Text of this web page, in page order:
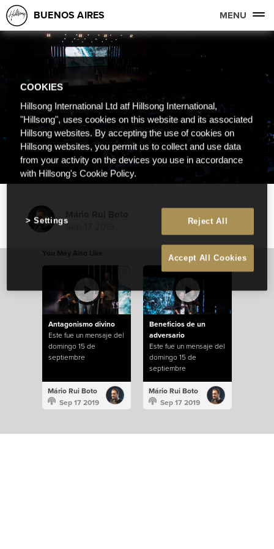
BUENOS AIRES MENU
Sep 17 2019
Antagonismo divino
Este fue un mensaje del
domingo 15 de
septiembre
Mário Rui Boto
Sep 17 2019
Beneficios de un
adversario
Este fue un mensaje del
domingo 15 de
septiembre
Mário Rui Boto
Sep 17 2019
COOKIES
Hillsong International Ltd atf Hillsong International,
"Hillsong", uses cookies on this website and its associated
Hillsong websites. By accepting the use of cookies on
Hillsong websites, you permit us to collect and use data
from your activity on the devices you use in accordance
with Hillsong's Cookie Policy.
Reject All
Accept All Cookies
Settings